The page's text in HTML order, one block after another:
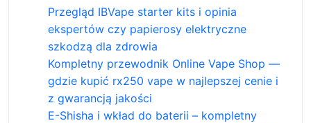
Przegląd IBVape starter kits i opinia
ekspertów czy papierosy elektryczne
szkodzą dla zdrowia
Kompletny przewodnik Online Vape Shop —
gdzie kupić rx250 vape w najlepszej cenie i
z gwarancją jakości
E-Shisha i wkład do baterii – kompletny